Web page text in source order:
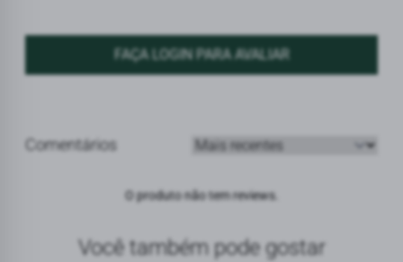
FAÇA LOGIN PARA AVALIAR
Comentários
Ordenar avaliações
O produto não tem reviews.
Você também pode gostar